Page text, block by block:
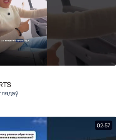
02:57